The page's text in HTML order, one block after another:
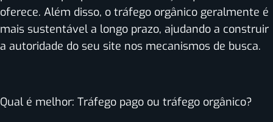
oferece. Além disso, o tráfego orgânico geralmente é
mais sustentável a longo prazo, ajudando a construir
a autoridade do seu site nos mecanismos de busca.
Qual é melhor: Tráfego pago ou tráfego orgânico?